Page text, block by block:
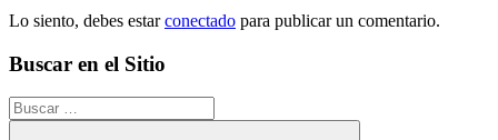
Lo siento, debes estarconectado para publicar un comentario.
Buscar en el Sitio
Buscar: